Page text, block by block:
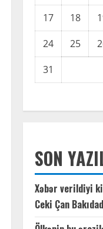
17
18
24
25
31
SON
Xəbər verildiyi
Ceki Çan